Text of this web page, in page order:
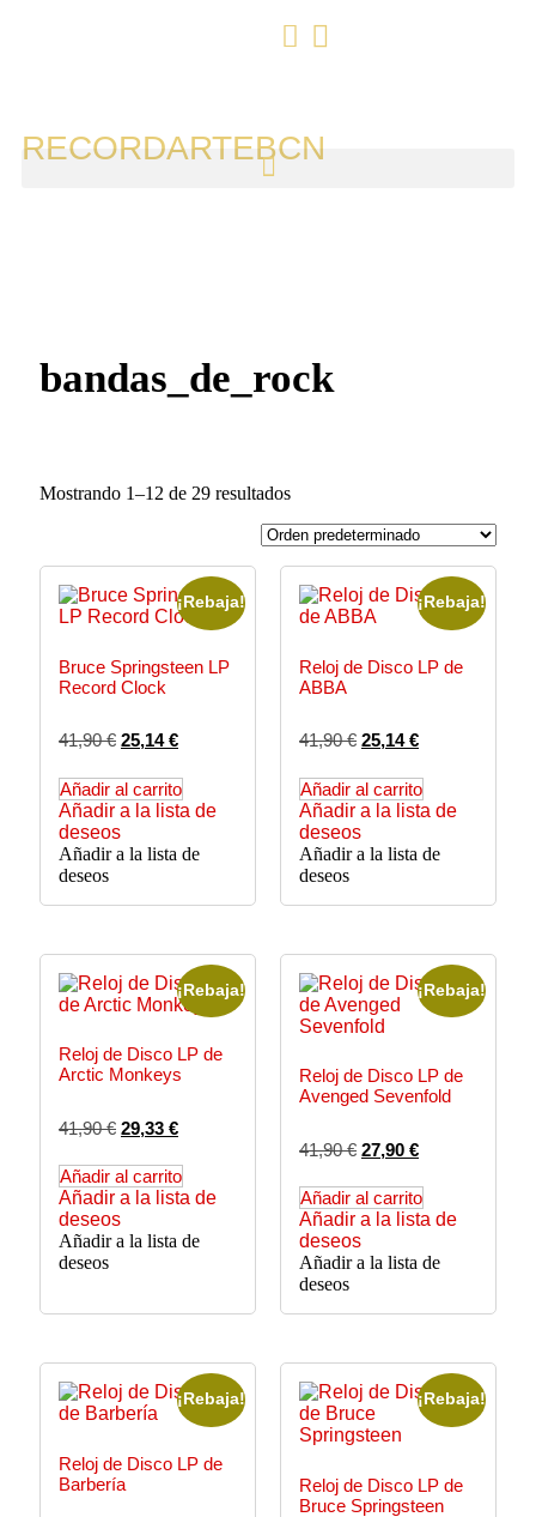
RECORDARTEBCN
bandas_de_rock
Mostrando 1–12 de 29 resultados
¡Rebaja!
Bruce Springsteen LP
Record Clock
41,90€ 25,14€
Añadir al carrito
Añadir a la lista de
deseos
Añadir a la lista de
deseos
¡Rebaja!
Reloj de Disco LP de
ABBA
41,90€ 25,14€
Añadir al carrito
Añadir a la lista de
deseos
Añadir a la lista de
deseos
¡Rebaja!
Reloj de Disco LP de
Arctic Monkeys
41,90€ 29,33 €
Añadir al carrito
Añadir a la lista de
deseos
Añadir a la lista de
deseos
¡Rebaja!
Reloj de Disco LP de
Avenged Sevenfold
41,90€ 27,90 €
Añadir al carrito
Añadir a la lista de
deseos
Añadir a la lista de
deseos
¡Rebaja!
Reloj de Disco LP de
Barbería
¡Rebaja!
Reloj de Disco LP de
Bruce Springsteen